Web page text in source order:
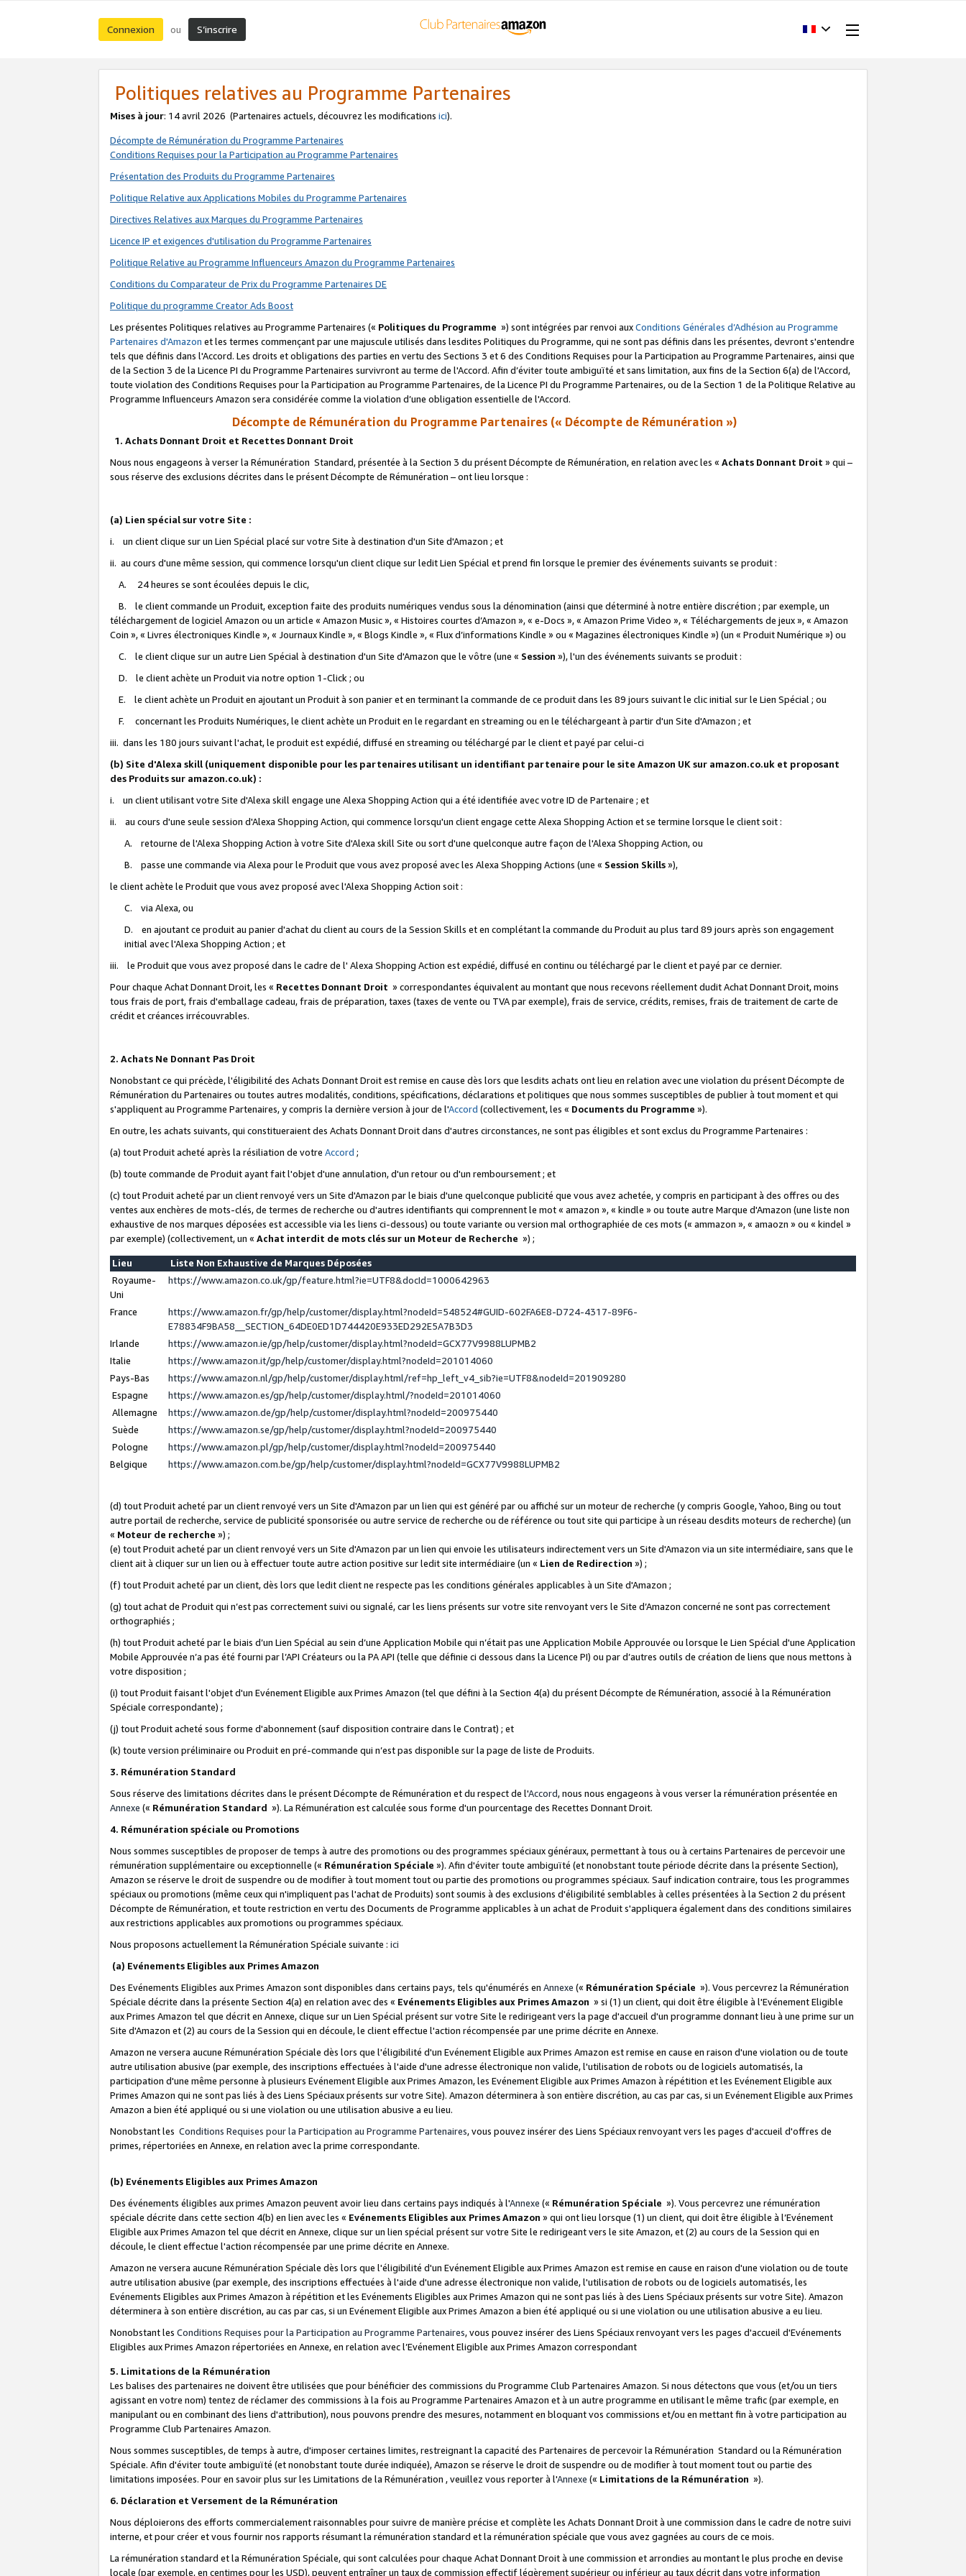
Connexion ou S’inscrire
Politiques relatives au Programme Partenaires
Mises à jour: 14 avril 2026 (Partenaires actuels, découvrez les modifications ici).
Décompte de Rémunération du Programme Partenaires
Conditions Requises pour la Participation au Programme Partenaires
Présentation des Produits du Programme Partenaires
Politique Relative aux Applications Mobiles du Programme Partenaires
Directives Relatives aux Marques du Programme Partenaires
Licence IP et exigences d'utilisation du Programme Partenaires
Politique Relative au Programme Influenceurs Amazon du Programme Partenaires
Conditions du Comparateur de Prix du Programme Partenaires DE
Politique du programme Creator Ads Boost
Les présentes Politiques relatives au Programme Partenaires (« Politiques du Programme ») sont intégrées par renvoi auxConditions Générales d’Adhésion au Programme
Partenaires d'Amazon et les termes commençant par une majuscule utilisés dans lesdites Politiques du Programme, qui ne sont pas définis dans les présentes, devront s'entendre
tels que définis dans l'Accord. Les droits et obligations des parties en vertu des Sections 3 et 6 des Conditions Requises pour la Participation au Programme Partenaires, ainsi que
de la Section 3 de la Licence PI du Programme Partenaires survivront au terme de l'Accord. Afin d’éviter toute ambiguïté et sans limitation, aux fins de la Section 6(a) de l'Accord,
toute violation des Conditions Requises pour la Participation au Programme Partenaires, de la Licence PI du Programme Partenaires, ou de la Section 1 de la Politique Relative au
Programme Influenceurs Amazon sera considérée comme la violation d’une obligation essentielle de l'Accord.
Décompte de Rémunération du Programme Partenaires (« Décompte de Rémunération »)
1. Achats Donnant Droit et Recettes Donnant Droit
Nous nous engageons à verser la Rémunération Standard, présentée à la Section 3 du présent Décompte de Rémunération, en relation avec les « Achats Donnant Droit » qui –
sous réserve des exclusions décrites dans le présent Décompte de Rémunération – ont lieu lorsque :
(a) Lien spécial sur votre Site :
i. un client clique sur un Lien Spécial placé sur votre Site à destination d'un Site d'Amazon ; et
ii. au cours d'une même session, qui commence lorsqu'un client clique sur ledit Lien Spécial et prend fin lorsque le premier des événements suivants se produit :
A. 24 heures se sont écoulées depuis le clic,
B. le client commande un Produit, exception faite des produits numériques vendus sous la dénomination (ainsi que déterminé à notre entière discrétion ; par exemple, un
téléchargement de logiciel Amazon ou un article « Amazon Music », « Histoires courtes d’Amazon », « e-Docs », « Amazon Prime Video », « Téléchargements de jeux », « Amazon
Coin », « Livres électroniques Kindle », « Journaux Kindle », « Blogs Kindle », « Flux d’informations Kindle » ou « Magazines électroniques Kindle ») (un « Produit Numérique ») ou
C. le client clique sur un autre Lien Spécial à destination d'un Site d'Amazon que le vôtre (une « Session »), l'un des événements suivants se produit :
D. le client achète un Produit via notre option 1-Click ; ou
E. le client achète un Produit en ajoutant un Produit à son panier et en terminant la commande de ce produit dans les 89 jours suivant le clic initial sur le Lien Spécial ; ou
F. concernant les Produits Numériques, le client achète un Produit en le regardant en streaming ou en le téléchargeant à partir d'un Site d'Amazon ; et
iii. dans les 180 jours suivant l'achat, le produit est expédié, diffusé en streaming ou téléchargé par le client et payé par celui-ci
(b) Site d'Alexa skill (uniquement disponible pour les partenaires utilisant un identifiant partenaire pour le site Amazon UK sur amazon.co.uk et proposant
des Produits sur amazon.co.uk) :
i. un client utilisant votre Site d'Alexa skill engage une Alexa Shopping Action qui a été identifiée avec votre ID de Partenaire ; et
ii. au cours d'une seule session d'Alexa Shopping Action, qui commence lorsqu'un client engage cette Alexa Shopping Action et se termine lorsque le client soit :
A. retourne de l'Alexa Shopping Action à votre Site d'Alexa skill Site ou sort d'une quelconque autre façon de l'Alexa Shopping Action, ou
B. passe une commande via Alexa pour le Produit que vous avez proposé avec les Alexa Shopping Actions (une « Session Skills»),
le client achète le Produit que vous avez proposé avec l'Alexa Shopping Action soit :
C. via Alexa, ou
D. en ajoutant ce produit au panier d'achat du client au cours de la Session Skills et en complétant la commande du Produit au plus tard 89 jours après son engagement
initial avec l'Alexa Shopping Action ; et
iii. le Produit que vous avez proposé dans le cadre de l' Alexa Shopping Action est expédié, diffusé en continu ou téléchargé par le client et payé par ce dernier.
Pour chaque Achat Donnant Droit, les « Recettes Donnant Droit » correspondantes équivalent au montant que nous recevons réellement dudit Achat Donnant Droit, moins
tous frais de port, frais d'emballage cadeau, frais de préparation, taxes (taxes de vente ou TVA par exemple), frais de service, crédits, remises, frais de traitement de carte de
crédit et créances irrécouvrables.
2. Achats Ne Donnant Pas Droit
Nonobstant ce qui précède, l'éligibilité des Achats Donnant Droit est remise en cause dès lors que lesdits achats ont lieu en relation avec une violation du présent Décompte de
Rémunération du Partenaires ou toutes autres modalités, conditions, spécifications, déclarations et politiques que nous sommes susceptibles de publier à tout moment et qui
s'appliquent au Programme Partenaires, y compris la dernière version à jour de l'Accord (collectivement, les « Documents du Programme »).
En outre, les achats suivants, qui constitueraient des Achats Donnant Droit dans d'autres circonstances, ne sont pas éligibles et sont exclus du Programme Partenaires :
(a) tout Produit acheté après la résiliation de votre Accord ;
(b) toute commande de Produit ayant fait l'objet d'une annulation, d'un retour ou d'un remboursement ; et
(c) tout Produit acheté par un client renvoyé vers un Site d'Amazon par le biais d'une quelconque publicité que vous avez achetée, y compris en participant à des offres ou des
ventes aux enchères de mots-clés, de termes de recherche ou d'autres identifiants qui comprennent le mot « amazon », « kindle » ou toute autre Marque d'Amazon (une liste non
exhaustive de nos marques déposées est accessible via les liens ci-dessous) ou toute variante ou version mal orthographiée de ces mots (« ammazon », « amaozn » ou « kindel »
par exemple) (collectivement, un « Achat interdit de mots clés sur un Moteur de Recherche ») ;
Lieu
Liste Non Exhaustive de Marques Déposées
Royaume-
Uni
https://www.amazon.co.uk/gp/feature.html?ie=UTF8&docId=1000642963
France
https://www.amazon.fr/gp/help/customer/display.html?nodeId=548524#GUID-602FA6E8-D724-4317-89F6-
E78834F9BA58__SECTION_64DE0ED1D744420E933ED292E5A7B3D3
Irlande
https://www.amazon.ie/gp/help/customer/display.html?nodeId=GCX77V9988LUPMB2
Italie
https://www.amazon.it/gp/help/customer/display.html?nodeId=201014060
Pays-Bas
https://www.amazon.nl/gp/help/customer/display.html/ref=hp_left_v4_sib?ie=UTF8&nodeId=201909280
Espagne
https://www.amazon.es/gp/help/customer/display.html/?nodeId=201014060
Allemagne
https://www.amazon.de/gp/help/customer/display.html?nodeId=200975440
Suède
https://www.amazon.se/gp/help/customer/display.html?nodeId=200975440
Pologne
https://www.amazon.pl/gp/help/customer/display.html?nodeId=200975440
Belgique
https://www.amazon.com.be/gp/help/customer/display.html?nodeId=GCX77V9988LUPMB2
(d) tout Produit acheté par un client renvoyé vers un Site d'Amazon par un lien qui est généré par ou affiché sur un moteur de recherche (y compris Google, Yahoo, Bing ou tout
autre portail de recherche, service de publicité sponsorisée ou autre service de recherche ou de référence ou tout site qui participe à un réseau desdits moteurs de recherche) (un
« Moteur de recherche ») ;
(e) tout Produit acheté par un client renvoyé vers un Site d'Amazon par un lien qui envoie les utilisateurs indirectement vers un Site d'Amazon via un site intermédiaire, sans que le
client ait à cliquer sur un lien ou à effectuer toute autre action positive sur ledit site intermédiaire (un « Lien de Redirection ») ;
(f) tout Produit acheté par un client, dès lors que ledit client ne respecte pas les conditions générales applicables à un Site d'Amazon ;
(g) tout achat de Produit qui n’est pas correctement suivi ou signalé, car les liens présents sur votre site renvoyant vers le Site d’Amazon concerné ne sont pas correctement
orthographiés ;
(h) tout Produit acheté par le biais d’un Lien Spécial au sein d’une Application Mobile qui n’était pas une Application Mobile Approuvée ou lorsque le Lien Spécial d'une Application
Mobile Approuvée n’a pas été fourni par l’API Créateurs ou la PA API (telle que définie ci dessous dans la Licence PI) ou par d’autres outils de création de liens que nous mettons à
votre disposition ;
(i) tout Produit faisant l'objet d'un Evénement Eligible aux Primes Amazon (tel que défini à la Section 4(a) du présent Décompte de Rémunération, associé à la Rémunération
Spéciale correspondante) ;
(j) tout Produit acheté sous forme d'abonnement (sauf disposition contraire dans le Contrat) ; et
(k) toute version préliminaire ou Produit en pré-commande qui n’est pas disponible sur la page de liste de Produits.
3. Rémunération Standard
Sous réserve des limitations décrites dans le présent Décompte de Rémunération et du respect de l'Accord, nous nous engageons à vous verser la rémunération présentée en
Annexe (« Rémunération Standard »). La Rémunération est calculée sous forme d'un pourcentage des Recettes Donnant Droit.
4. Rémunération spéciale ou Promotions
Nous sommes susceptibles de proposer de temps à autre des promotions ou des programmes spéciaux généraux, permettant à tous ou à certains Partenaires de percevoir une
rémunération supplémentaire ou exceptionnelle (« Rémunération Spéciale »). Afin d'éviter toute ambiguïté (et nonobstant toute période décrite dans la présente Section),
Amazon se réserve le droit de suspendre ou de modifier à tout moment tout ou partie des promotions ou programmes spéciaux. Sauf indication contraire, tous les programmes
spéciaux ou promotions (même ceux qui n'impliquent pas l'achat de Produits) sont soumis à des exclusions d'éligibilité semblables à celles présentées à la Section 2 du présent
Décompte de Rémunération, et toute restriction en vertu des Documents de Programme applicables à un achat de Produit s'appliquera également dans des conditions similaires
aux restrictions applicables aux promotions ou programmes spéciaux.
Nous proposons actuellement la Rémunération Spéciale suivante : ici
(a) Evénements Eligibles aux Primes Amazon
Des Evénements Eligibles aux Primes Amazon sont disponibles dans certains pays, tels qu'énumérés en Annexe (« Rémunération Spéciale »). Vous percevrez la Rémunération
Spéciale décrite dans la présente Section 4(a) en relation avec des « Evénements Eligibles aux Primes Amazon » si (1) un client, qui doit être éligible à l'Evénement Eligible
aux Primes Amazon tel que décrit en Annexe, clique sur un Lien Spécial présent sur votre Site le redirigeant vers la page d'accueil d'un programme donnant lieu à une prime sur un
Site d'Amazon et (2) au cours de la Session qui en découle, le client effectue l'action récompensée par une prime décrite en Annexe.
Amazon ne versera aucune Rémunération Spéciale dès lors que l'éligibilité d'un Evénement Eligible aux Primes Amazon est remise en cause en raison d'une violation ou de toute
autre utilisation abusive (par exemple, des inscriptions effectuées à l'aide d'une adresse électronique non valide, l'utilisation de robots ou de logiciels automatisés, la
participation d'une même personne à plusieurs Evénement Eligible aux Primes Amazon, les Evénement Eligible aux Primes Amazon à répétition et les Evénement Eligible aux
Primes Amazon qui ne sont pas liés à des Liens Spéciaux présents sur votre Site). Amazon déterminera à son entière discrétion, au cas par cas, si un Evénement Eligible aux Primes
Amazon a bien été appliqué ou si une violation ou une utilisation abusive a eu lieu.
Nonobstant les Conditions Requises pour la Participation au Programme Partenaires, vous pouvez insérer des Liens Spéciaux renvoyant vers les pages d'accueil d'offres de
primes, répertoriées en Annexe, en relation avec la prime correspondante.
(b) Evénements Eligibles aux Primes Amazon
Des événements éligibles aux primes Amazon peuvent avoir lieu dans certains pays indiqués à l'Annexe (« Rémunération Spéciale »). Vous percevrez une rémunération
spéciale décrite dans cette section 4(b) en lien avec les « Evénements Eligibles aux Primes Amazon » qui ont lieu lorsque (1) un client, qui doit être éligible à l’Evénement
Eligible aux Primes Amazon tel que décrit en Annexe, clique sur un lien spécial présent sur votre Site le redirigeant vers le site Amazon, et (2) au cours de la Session qui en
découle, le client effectue l'action récompensée par une prime décrite en Annexe.
Amazon ne versera aucune Rémunération Spéciale dès lors que l'éligibilité d'un Evénement Eligible aux Primes Amazon est remise en cause en raison d'une violation ou de toute
autre utilisation abusive (par exemple, des inscriptions effectuées à l'aide d'une adresse électronique non valide, l'utilisation de robots ou de logiciels automatisés, les
Evénements Eligibles aux Primes Amazon à répétition et les Evénements Eligibles aux Primes Amazon qui ne sont pas liés à des Liens Spéciaux présents sur votre Site). Amazon
déterminera à son entière discrétion, au cas par cas, si un Evénement Eligible aux Primes Amazon a bien été appliqué ou si une violation ou une utilisation abusive a eu lieu.
Nonobstant les Conditions Requises pour la Participation au Programme Partenaires, vous pouvez insérer des Liens Spéciaux renvoyant vers les pages d'accueil d'Evénements
Eligibles aux Primes Amazon répertoriées en Annexe, en relation avec l’Evénement Eligible aux Primes Amazon correspondant
5. Limitations de la Rémunération
Les balises des partenaires ne doivent être utilisées que pour bénéficier des commissions du Programme Club Partenaires Amazon. Si nous détectons que vous (et/ou un tiers
agissant en votre nom) tentez de réclamer des commissions à la fois au Programme Partenaires Amazon et à un autre programme en utilisant le même trafic (par exemple, en
manipulant ou en combinant des liens d'attribution), nous pouvons prendre des mesures, notamment en bloquant vos commissions et/ou en mettant fin à votre participation au
Programme Club Partenaires Amazon.
Nous sommes susceptibles, de temps à autre, d'imposer certaines limites, restreignant la capacité des Partenaires de percevoir la Rémunération Standard ou la Rémunération
Spéciale. Afin d'éviter toute ambiguïté (et nonobstant toute durée indiquée), Amazon se réserve le droit de suspendre ou de modifier à tout moment tout ou partie des
limitations imposées. Pour en savoir plus sur les Limitations de la Rémunération , veuillez vous reporter à l'Annexe (« Limitations de la Rémunération »).
6. Déclaration et Versement de la Rémunération
Nous déploierons des efforts commercialement raisonnables pour suivre de manière précise et complète les Achats Donnant Droit à une commission dans le cadre de notre suivi
interne, et pour créer et vous fournir nos rapports résumant la rémunération standard et la rémunération spéciale que vous avez gagnées au cours de ce mois.
La rémunération standard et la Rémunération Spéciale, qui sont calculées pour chaque Achat Donnant Droit à une commission et arrondies au montant le plus proche en devise
locale (par exemple, en centimes pour les USD), peuvent entraîner un taux de commission effectif légèrement supérieur ou inférieur au taux décrit dans votre information